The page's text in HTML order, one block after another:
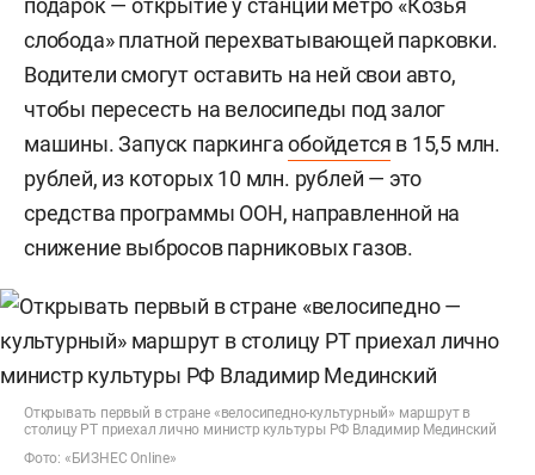
подарок — открытие у станции метро «Козья
слобода» платной перехватывающей парковки.
Водители смогут оставить на ней свои авто,
чтобы пересесть на велосипеды под залог
машины. Запуск паркингаобойдется в 15,5 млн.
рублей, из которых 10 млн. рублей — это
средства программы ООН, направленной на
снижение выбросов парниковых газов.
Открывать первый в стране «велосипедно-культурный» маршрут в
столицу РТ приехал лично министр культуры РФ Владимир Мединский
Фото: «БИЗНЕС Online»